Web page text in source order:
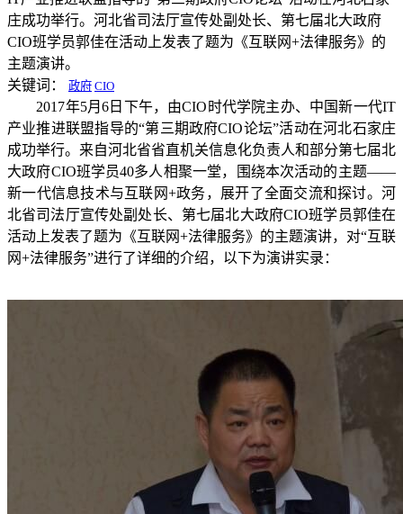
庄成功举行。河北省司法厅宣传处副处长、第七届北大政府
CIO班学员郭佳在活动上发表了题为《互联网+法律服务》的
主题演讲。
关键词：
政府 CIO
2017年5月6日下午，由CIO时代学院主办、中国新一代IT
产业推进联盟指导的“第三期政府CIO论坛”活动在河北石家庄
成功举行。来自河北省省直机关信息化负责人和部分第七届北
大政府CIO班学员40多人相聚一堂，围绕本次活动的主题——
新一代信息技术与互联网+政务，展开了全面交流和探讨。河
北省司法厅宣传处副处长、第七届北大政府CIO班学员郭佳在
活动上发表了题为《互联网+法律服务》的主题演讲，对“互联
网+法律服务”进行了详细的介绍，以下为演讲实录：